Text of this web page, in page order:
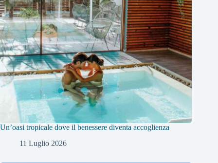
Un’oasi tropicale dove il benessere diventa accoglienza
11 Luglio 2026